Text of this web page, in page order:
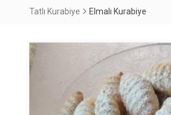
Tatlı Kurabiye Elmalı Kurabiye